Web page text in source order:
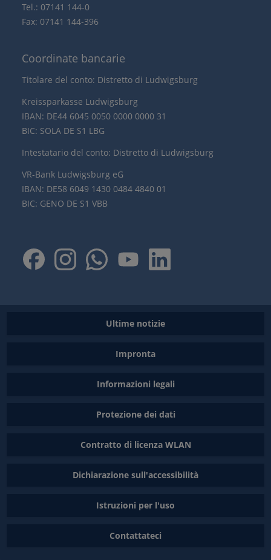
Tel.: 07141 144-0
Fax: 07141 144-396
Coordinate bancarie
Titolare del conto: Distretto di Ludwigsburg
Kreissparkasse Ludwigsburg
IBAN: DE44 6045 0050 0000 0000 31
BIC: SOLA DE S1 LBG
Intestatario del conto: Distretto di Ludwigsburg
VR-Bank Ludwigsburg eG
IBAN: DE58 6049 1430 0484 4840 01
BIC: GENO DE S1 VBB
Ultime notizie
Impronta
Informazioni legali
Protezione dei dati
Contratto di licenza WLAN
Dichiarazione sull'accessibilità
Istruzioni per l'uso
Contattateci